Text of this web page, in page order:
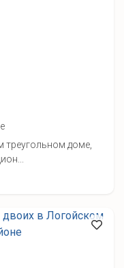
треугольном доме,